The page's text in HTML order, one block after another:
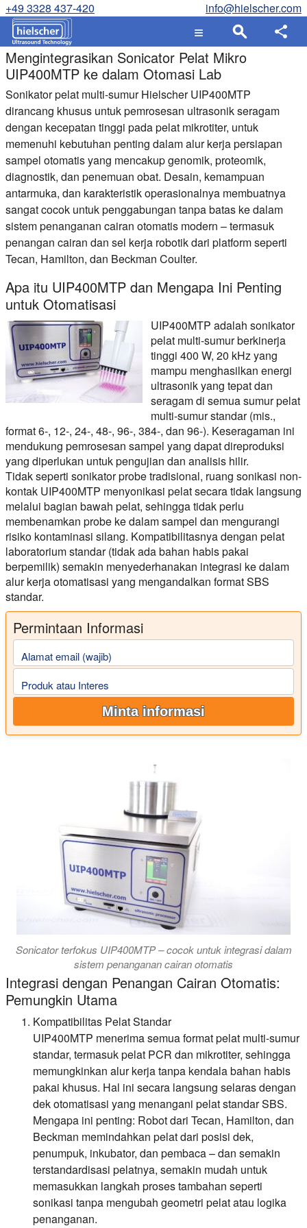
+49 3328 437-420 info@hielscher.com
Mengintegrasikan Sonicator Pelat Mikro
UIP400MTP ke dalam Otomasi Lab
Sonikator pelat multi-sumur Hielscher UIP400MTP
dirancang khusus untuk pemrosesan ultrasonik seragam
dengan kecepatan tinggi pada pelat mikrotiter, untuk
memenuhi kebutuhan penting dalam alur kerja persiapan
sampel otomatis yang mencakup genomik, proteomik,
diagnostik, dan penemuan obat. Desain, kemampuan
antarmuka, dan karakteristik operasionalnya membuatnya
sangat cocok untuk penggabungan tanpa batas ke dalam
sistem penanganan cairan otomatis modern – termasuk
penangan cairan dan sel kerja robotik dari platform seperti
Tecan, Hamilton, dan Beckman Coulter.
Apa itu UIP400MTP dan Mengapa Ini Penting
untuk Otomatisasi
UIP400MTP adalah sonikator
pelat multi-sumur berkinerja
tinggi 400 W, 20 kHz yang
mampu menghasilkan energi
ultrasonik yang tepat dan
seragam di semua sumur pelat
multi-sumur standar (mis.,
format 6-, 12-, 24-, 48-, 96-, 384-, dan 96-). Keseragaman ini
mendukung pemrosesan sampel yang dapat direproduksi
yang diperlukan untuk pengujian dan analisis hilir.
Tidak seperti sonikator probe tradisional, ruang sonikasi non-
kontak UIP400MTP menyonikasi pelat secara tidak langsung
melalui bagian bawah pelat, sehingga tidak perlu
membenamkan probe ke dalam sampel dan mengurangi
risiko kontaminasi silang. Kompatibilitasnya dengan pelat
laboratorium standar (tidak ada bahan habis pakai
berpemilik) semakin menyederhanakan integrasi ke dalam
alur kerja otomatisasi yang mengandalkan format SBS
standar.
Permintaan Informasi
Alamat email (wajib)
Produk atau Interes
Minta informasi
Sonicator terfokus UIP400MTP – cocok untuk integrasi dalam
sistem penanganan cairan otomatis
Integrasi dengan Penangan Cairan Otomatis:
Pemungkin Utama
Kompatibilitas Pelat Standar
UIP400MTP menerima semua format pelat multi-sumur
standar, termasuk pelat PCR dan mikrotiter, sehingga
memungkinkan alur kerja tanpa kendala bahan habis
pakai khusus. Hal ini secara langsung selaras dengan
dek otomatisasi yang menangani pelat standar SBS.
Mengapa ini penting: Robot dari Tecan, Hamilton, dan
Beckman memindahkan pelat dari posisi dek,
penumpuk, inkubator, dan pembaca – dan semakin
terstandardisasi pelatnya, semakin mudah untuk
memasukkan langkah proses tambahan seperti
sonikasi tanpa mengubah geometri pelat atau logika
penanganan.